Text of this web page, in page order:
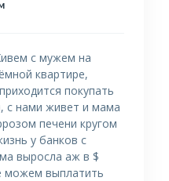
с мужем на
квартире,
покупать
с нами живет и мама
печени кругом
у банков с
выросла аж в $
можем выплатить